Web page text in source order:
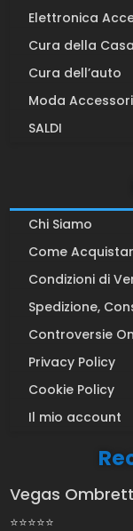
Elettronica
Cura della Casa
Cura dell’auto
Moda Accessori
SALDI
Chi Siamo
Come
Condizioni di
Spedizione,
Controversie
Privacy Policy
Cookie Policy
Il mio account
Vegas
⭐⭐⭐⭐⭐